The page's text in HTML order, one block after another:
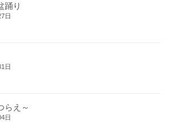
踊り
日
日
らえ～
日